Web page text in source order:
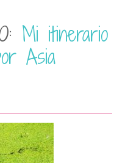
Mi itinerario
Asia